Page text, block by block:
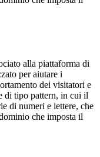
alla piattaforma di
per aiutare i
dei visitatori e
di tipo pattern, in cui il
di numeri e lettere, che
che imposta il